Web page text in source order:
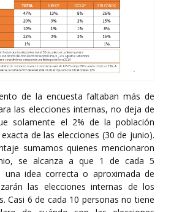
de la encuesta faltaban más de
las elecciones internas, no deja de
solamente el 2% de la población
de las elecciones (30 de junio).
sumamos quienes mencionaron
se alcanza a que 1 de cada 5
una idea correcta o aproximada de
las elecciones internas de los
Casi 6 de cada 10 personas no tiene